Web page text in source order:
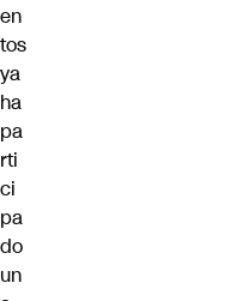
en
tos
ya
ha
pa
rti
ci
pa
do
un